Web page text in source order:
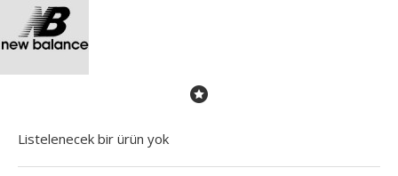
Listelenecek bir ürün yok